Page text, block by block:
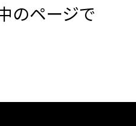
のページで